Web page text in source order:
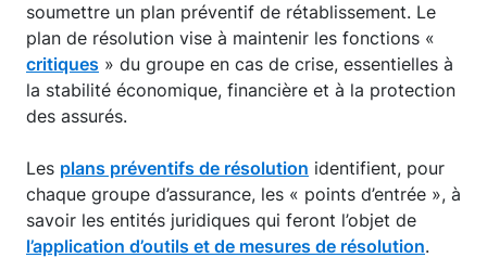
soumettre un plan préventif de rétablissement. Le
plan de résolution vise à maintenir les fonctions «
critiques » du groupe en cas de crise, essentielles à
la stabilité économique, financière et à la protection
des assurés.
Les plans préventifs de résolution identifient, pour
chaque groupe d’assurance, les « points d’entrée », à
savoir les entités juridiques qui feront l’objet de
l’application d’outils et de mesures de résolution.